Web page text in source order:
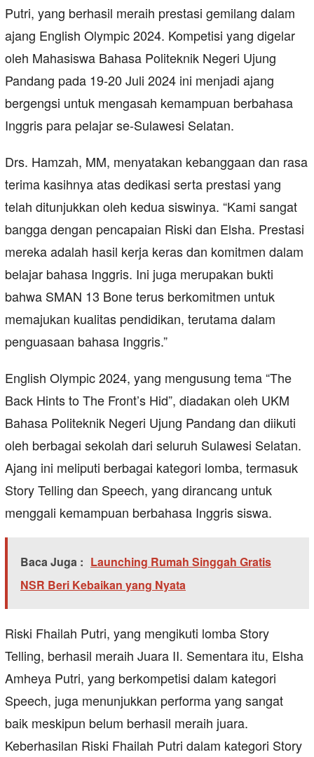
Putri, yang berhasil meraih prestasi gemilang dalam
ajang English Olympic 2024. Kompetisi yang digelar
oleh Mahasiswa Bahasa Politeknik Negeri Ujung
Pandang pada 19-20 Juli 2024 ini menjadi ajang
bergengsi untuk mengasah kemampuan berbahasa
Inggris para pelajar se-Sulawesi Selatan.
Drs. Hamzah, MM, menyatakan kebanggaan dan rasa
terima kasihnya atas dedikasi serta prestasi yang
telah ditunjukkan oleh kedua siswinya. “Kami sangat
bangga dengan pencapaian Riski dan Elsha. Prestasi
mereka adalah hasil kerja keras dan komitmen dalam
belajar bahasa Inggris. Ini juga merupakan bukti
bahwa SMAN 13 Bone terus berkomitmen untuk
memajukan kualitas pendidikan, terutama dalam
penguasaan bahasa Inggris.”
English Olympic 2024, yang mengusung tema “The
Back Hints to The Front’s Hid”, diadakan oleh UKM
Bahasa Politeknik Negeri Ujung Pandang dan diikuti
oleh berbagai sekolah dari seluruh Sulawesi Selatan.
Ajang ini meliputi berbagai kategori lomba, termasuk
Story Telling dan Speech, yang dirancang untuk
menggali kemampuan berbahasa Inggris siswa.
Baca Juga : Launching Rumah Singgah Gratis
NSR Beri Kebaikan yang Nyata
Riski Fhailah Putri, yang mengikuti lomba Story
Telling, berhasil meraih Juara II. Sementara itu, Elsha
Amheya Putri, yang berkompetisi dalam kategori
Speech, juga menunjukkan performa yang sangat
baik meskipun belum berhasil meraih juara.
Keberhasilan Riski Fhailah Putri dalam kategori Story